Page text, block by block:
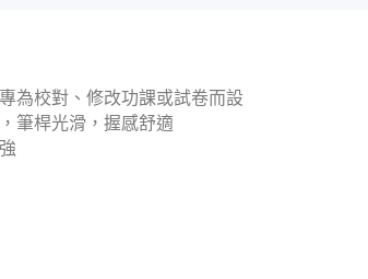
為校對、修改功課或試卷而設
筆桿光滑，握感舒適